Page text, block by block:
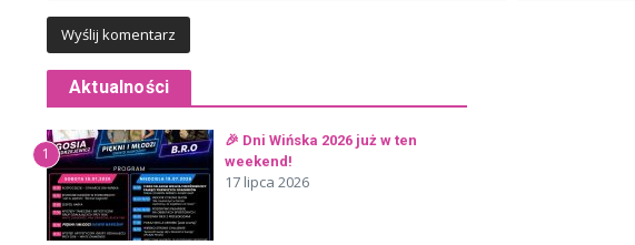
Aktualności
1
🎉 Dni Wińska 2026 już w ten
weekend!
17 lipca 2026